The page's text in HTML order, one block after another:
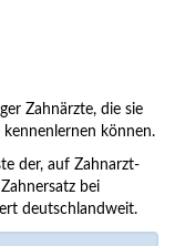
Zahnärzte, die sie
kennenlernen können.
der, auf Zahnarzt-
bei
deutschlandweit.